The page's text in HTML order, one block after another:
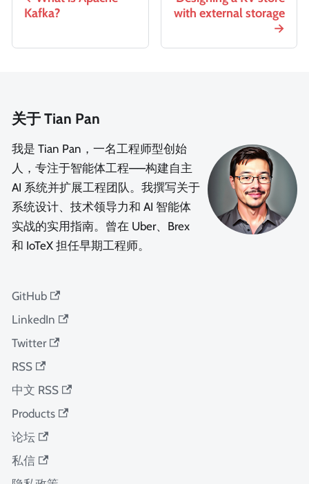
Kafka?
with external storage
关于 Tian Pan
我是 Tian Pan，一名工程师型创始
人，专注于智能体工程——构建自主
AI 系统并扩展工程团队。我撰写关于
系统设计、技术领导力和 AI 智能体
实战的实用指南。曾在 Uber、Brex
和 IoTeX 担任早期工程师。
GitHub
LinkedIn
Twitter
RSS
中文 RSS
Products
论坛
私信